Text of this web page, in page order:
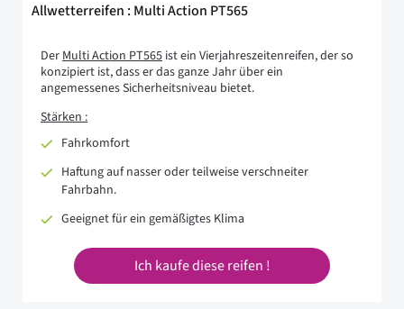
Allwetterreifen : Multi Action PT565
DerMulti Action PT565 ist ein Vierjahreszeitenreifen, der so
konzipiert ist, dass er das ganze Jahr über ein
angemessenes Sicherheitsniveau bietet.
Stärken :
Fahrkomfort
Haftung auf nasser oder teilweise verschneiter
Fahrbahn.
Geeignet für ein gemäßigtes Klima
Ich kaufe diese reifen !